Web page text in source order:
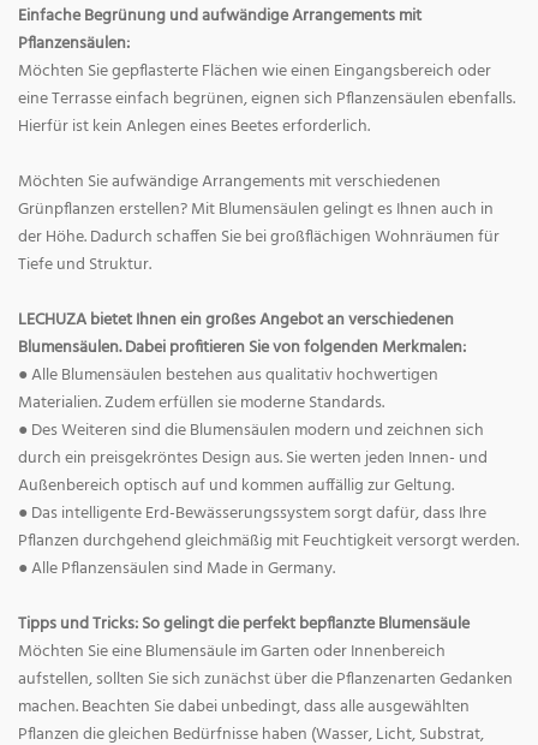
Einfache Begrünung und aufwändige Arrangements mit
Pflanzensäulen:
Möchten Sie gepflasterte Flächen wie einen Eingangsbereich oder
eine Terrasse einfach begrünen, eignen sich Pflanzensäulen ebenfalls.
Hierfür ist kein Anlegen eines Beetes erforderlich.
Möchten Sie aufwändige Arrangements mit verschiedenen
Grünpflanzen erstellen? Mit Blumensäulen gelingt es Ihnen auch in
der Höhe. Dadurch schaffen Sie bei großflächigen Wohnräumen für
Tiefe und Struktur.
LECHUZA bietet Ihnen ein großes Angebot an verschiedenen
Blumensäulen. Dabei profitieren Sie von folgenden Merkmalen:
● Alle Blumensäulen bestehen aus qualitativ hochwertigen
Materialien. Zudem erfüllen sie moderne Standards.
● Des Weiteren sind die Blumensäulen modern und zeichnen sich
durch ein preisgekröntes Design aus. Sie werten jeden Innen- und
Außenbereich optisch auf und kommen auffällig zur Geltung.
● Das intelligente Erd-Bewässerungssystem sorgt dafür, dass Ihre
Pflanzen durchgehend gleichmäßig mit Feuchtigkeit versorgt werden.
● Alle Pflanzensäulen sind Made in Germany.
Tipps und Tricks: So gelingt die perfekt bepflanzte Blumensäule
Möchten Sie eine Blumensäule im Garten oder Innenbereich
aufstellen, sollten Sie sich zunächst über die Pflanzenarten Gedanken
machen. Beachten Sie dabei unbedingt, dass alle ausgewählten
Pflanzen die gleichen Bedürfnisse haben (Wasser, Licht, Substrat,